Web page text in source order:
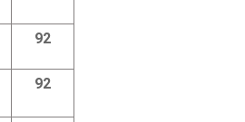
92
92